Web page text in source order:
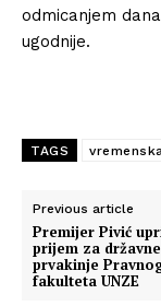
odmicanjem
ugodnije.
TAGS
Previous article
Premijer Pivić
prijem za državne
prvakinje
fakulteta UNZE